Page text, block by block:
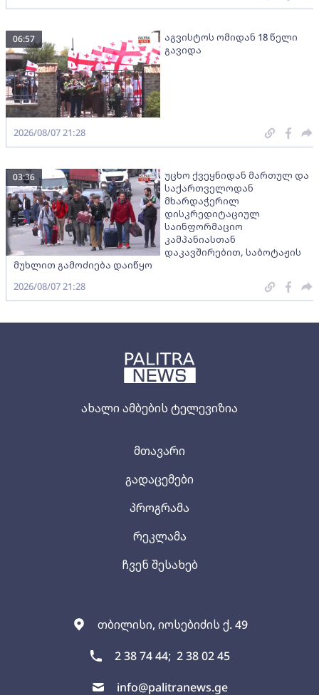
ახალი ამბების ტელევიზია
თბილისი, იოსებიძის ქ. 49
2 38 74 44; 2 38 02 45
info@palitranews.ge
მთავარი
გადაცემები
პროგრამა
რეკლამა
ჩვენ შესახებ
აგვისტოს ომიდან 18 წელი
გავიდა
06:57
2026/08/07 21:28
უცხო ქვეყნიდან მართულ და
საქართველოდან
მხარდაჭერილ
დისკრედიტაციულ
საინფორმაციო
კამპანიასთან
დაკავშირებით, საბოტაჟის
მუხლით გამოძიება დაიწყო
03:36
2026/08/07 21:28